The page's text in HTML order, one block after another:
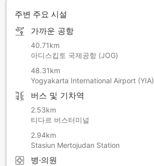
주변 주요 시설
가까운 공항
40.71km
아디스킵토 국제공항 (JOG)
48.31km
Yogyakarta International Airport (YIA)
버스 및 기차역
2.53km
티다르 버스터미널
2.94km
Stasiun Mertojudan Station
병·의원